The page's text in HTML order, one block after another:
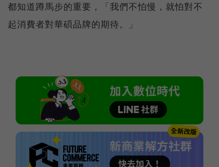
都知道蹲馬步的重要，「我們不怕慢，就怕對不
起消費者對華碩品牌的期待。」